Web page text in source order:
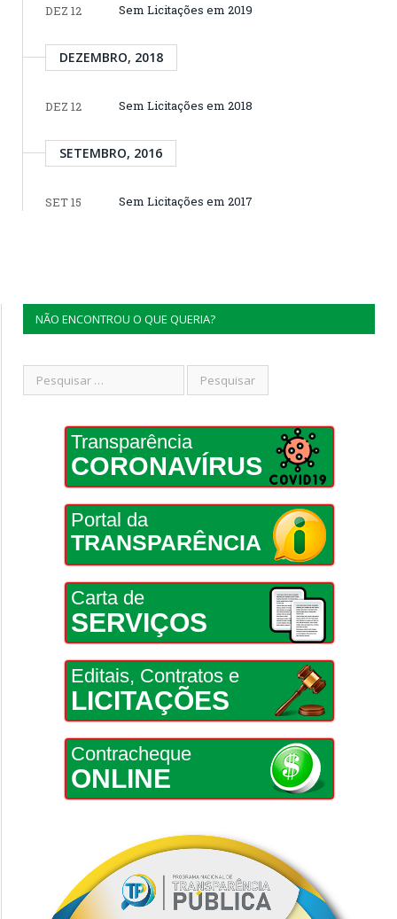
DEZ 12 Sem Licitações em 2019
DEZEMBRO, 2018
DEZ 12 Sem Licitações em 2018
SETEMBRO, 2016
SET 15 Sem Licitações em 2017
NÃO ENCONTROU O QUE QUERIA?
Transparência
CORONAVÍRUS
Portal da
TRANSPARÊNCIA
Carta de
SERVIÇOS
Editais, Contratos e
LICITAÇÕES
Contracheque
ONLINE